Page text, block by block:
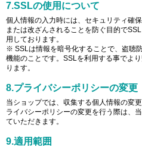
7.SSLの使用について
個人情報の入力時には、セキュリティ確
または改ざんされることを防ぐ目的で
用しております。
※ SSLは情報を暗号化することで、盗聴
機能のことです。SSLを利用する事でよ
ります。
8.プライバシーポリシーの変更
当ショップでは、収集する個人情報の変
ライバシーポリシーの変更を行う際は、
ていただきます。
9.適用範囲